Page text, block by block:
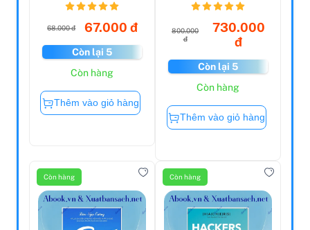
68.000 đ 67.000 đ
Còn lại 5
Còn hàng
Thêm vào giỏ hàng
800.000
đ
730.000
đ
Còn lại 5
Còn hàng
Thêm vào giỏ hàng
Còn hàng Còn hàng